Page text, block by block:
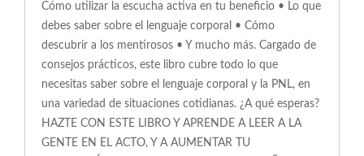
Cómo utilizar la escucha activa en tu beneficio • Lo que
debes saber sobre el lenguaje corporal • Cómo
descubrir a los mentirosos • Y mucho más. Cargado de
consejos prácticos, este libro cubre todo lo que
necesitas saber sobre el lenguaje corporal y la PNL, en
una variedad de situaciones cotidianas. ¿A qué esperas?
HAZTE CON ESTE LIBRO Y APRENDE A LEER A LA
GENTE EN EL ACTO, Y A AUMENTAR TU